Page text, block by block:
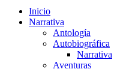
Inicio
Narrativa
Antología
Autobiográfica
Narrativa
Aventuras